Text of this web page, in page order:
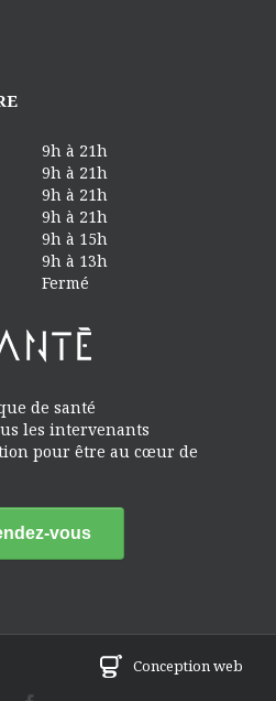
9h à 21h
9h à 21h
9h à 21h
9h à 21h
9h à 15h
9h à 13h
Fermé
de santé
les intervenants
pour être au cœur de
Conception web